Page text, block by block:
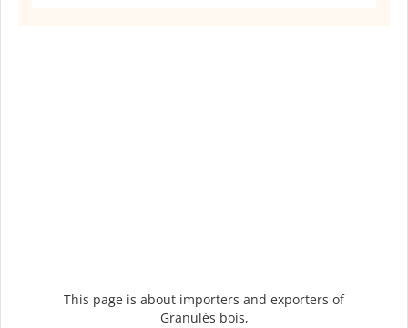
This page is about importers and exporters of
Granulés bois,